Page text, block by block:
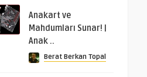
Anakart ve
Mahdumları Sunar! |
Anak ..
Berat Berkan Topal